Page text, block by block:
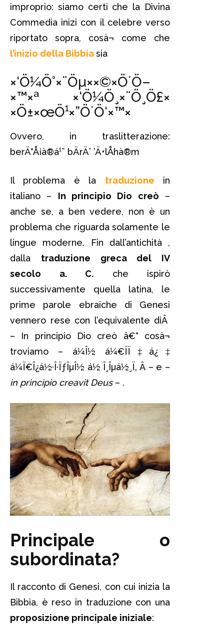
improprio: siamo certi che la Divina
Commedia inizi con il celebre verso
riportato sopra, cosà¬ come che
l’inizio della Bibbiasia
×‘Ö¼Ö°×¨Öµ××©×Ö´Ö–
×™×ª ×‘Ö¼Ö¸×¨Ö¸Ö£×
×Ö±×œÖ¹×”Ö´Ö‘×™×
Ovvero, in traslitterazione:
berÄ“Å¡à®á¹¯ bÄrÄ’ ’Ä•lÅhà®m
Il problema è la traduzione in
italiano – In principio Dio creò –
anche se, a ben vedere, non è un
problema che riguarda solamente le
lingue moderne. Fin dall’antichità ,
dalla traduzione greca del IV
secolo a. C. che ispirò
successivamente quella latina, le
prime parole ebraiche di Genesi
vennero rese con l’equivalente diÂ
– In principio Dio creò â€“ cosà¬
troviamo – á¼Î½ á¼€ÏÏ‡á¿‡
á¼Ï€Î¿á½·Î·ÏƒÎµÎ½ á½ Î¸Îµá½¸Ï‚ Â – e –
in principio creavit Deus– .
Principale o
subordinata?
Il racconto di Genesi, con cui inizia la
Bibbia, è reso in traduzione con una
proposizione principale iniziale: